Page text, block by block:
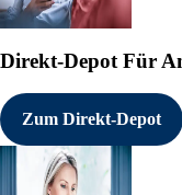
Direkt-Depot Für
Zum Direkt-Depot